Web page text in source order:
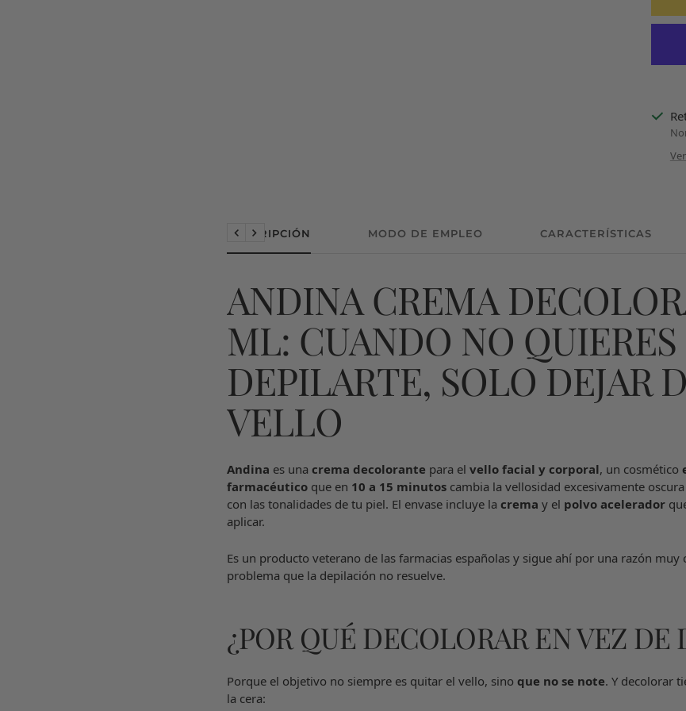
DESCRIPCIÓN MODO DE EMPLEO CARACTERÍSTICAS
Anterior
Siguiente
ANDINA CREMA
ML: CUANDO NO QUIERES
DEPILARTE, SOLO DEJAR
VELLO
Andina es una crema decolorante para el vello facial y corporal, un cosmético
farmacéuticoque en 10 a 15 minutoscambia la vellosidad excesivamente
con las tonalidades de tu piel. El envase incluye la crema y el polvo acelerador
aplicar.
Es un producto veterano de las farmacias españolas y sigue ahí por una razón muy
problema que la depilación no resuelve.
¿POR QUÉ DECOLORAR EN VEZ DE
Porque el objetivo no siempre es quitar el vello, sino que no se note. Y decolorar
la cera: